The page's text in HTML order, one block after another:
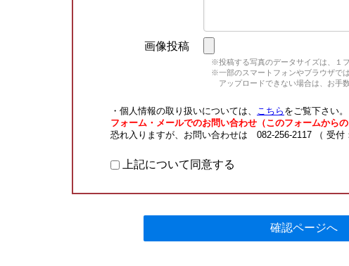
画像投稿
※投稿する写真のデータサイズは、１
※一部のスマートフォンやブラウザで
アップロードできない場合は、お手
・個人情報の取り扱いについては、 こちら をご覧下さい。
フォーム・メールでのお問い合わせ（このフォームから
恐れ入りますが、お問い合わせは 082-256-2117 （ 受付
上記について同意する
確認ページへ